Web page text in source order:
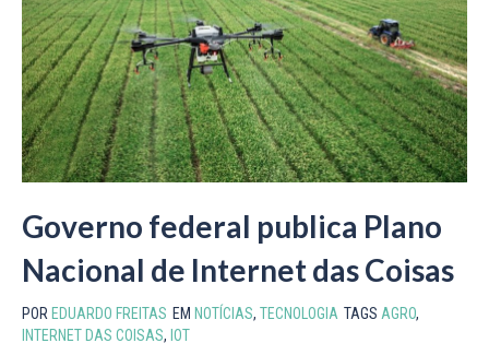
Governo federal publica Plano
Nacional de Internet das Coisas
POR EDUARDO FREITAS EM NOTÍCIAS, TECNOLOGIA TAGS AGRO,
INTERNET DAS COISAS, IOT